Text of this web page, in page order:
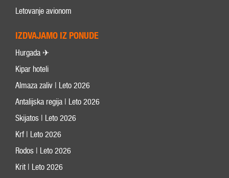
Letovanje avionom
IZDVAJAMO IZ PONUDE
Hurgada ✈
Kipar hoteli
Almaza zaliv | Leto 2026
Antalijska regija | Leto 2026
Skijatos | Leto 2026
Krf | Leto 2026
Rodos | Leto 2026
Krit | Leto 2026